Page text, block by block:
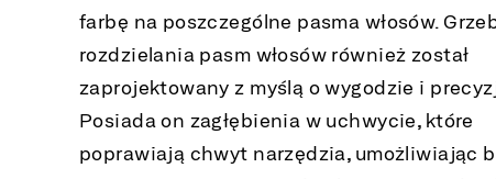
farbę na poszczególne pasma włosów.
rozdzielania pasm włosów również został
zaprojektowany z myślą o wygodzie i
Posiada on zagłębienia w uchwycie, które
poprawiają chwyt narzędzia, umożliwiając